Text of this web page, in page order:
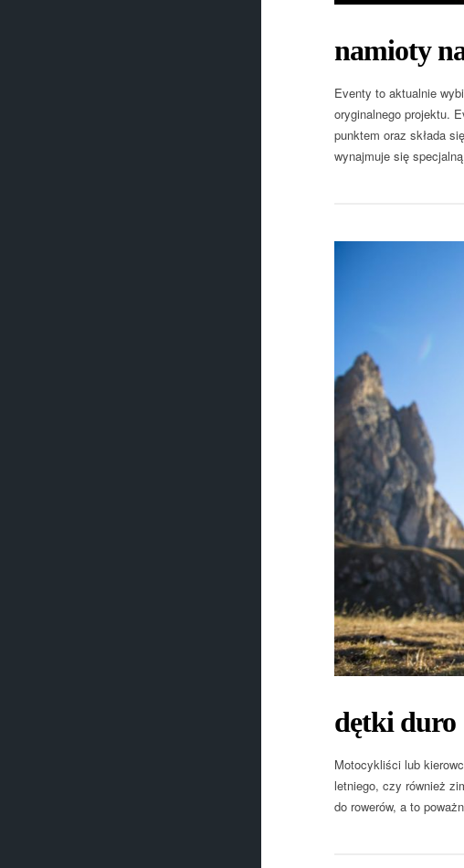
namioty
Eventy to aktualnie
oryginalnego projektu.
punktem oraz składa
wynajmuje się
dętki duro
Motocykliści lub
letniego, czy również
do rowerów, a to